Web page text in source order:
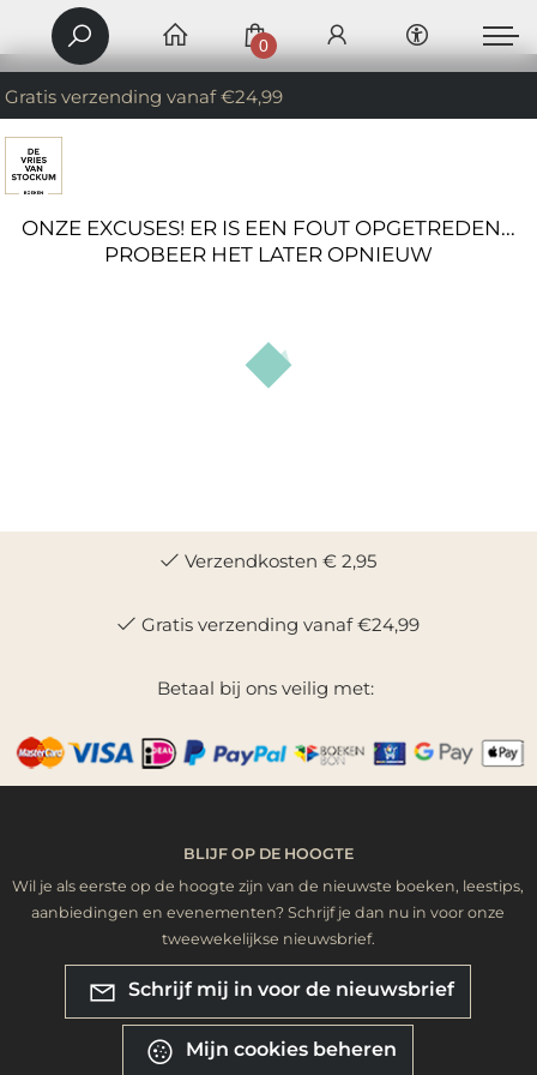
Gratis verzending vanaf €24,99
0
ONZE EXCUSES! ER IS EEN FOUT OPGETREDEN...
PROBEER HET LATER OPNIEUW
Verzendkosten € 2,95
Gratis verzending vanaf €24,99
Betaal bij ons veilig met:
BLIJF OP DE HOOGTE
Wil je als eerste op de hoogte zijn van de nieuwste boeken, leestips,
aanbiedingen en evenementen? Schrijf je dan nu in voor onze
tweewekelijkse nieuwsbrief.
Schrijf mij in voor de nieuwsbrief
Mijn cookies beheren